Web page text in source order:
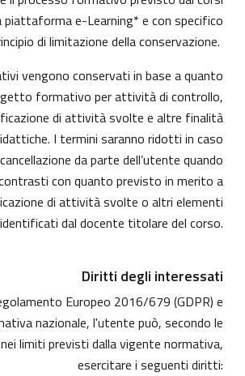
e-Learning* e con specifico
di limitazione della conservazione.
vengono conservati in base a quanto
formativo per attività di controllo,
di attività svolte e altre finalità
I termini saranno ridotti in caso
da parte dell’utente quando
con quanto previsto in merito a
di attività svolte o altri elementi
dal docente titolare del corso.
Diritti degli interessati
Europeo 2016/679 (GDPR) e
nazionale, l'utente può, secondo le
limiti previsti dalla vigente normativa,
esercitare i seguenti diritti: